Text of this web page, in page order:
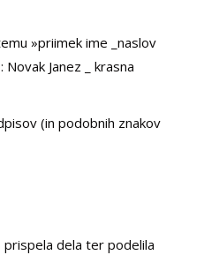
»priimek ime _naslov
Janez _ krasna
(in podobnih znakov
prispela dela ter podelila